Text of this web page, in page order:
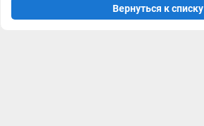
Вернуться к списку